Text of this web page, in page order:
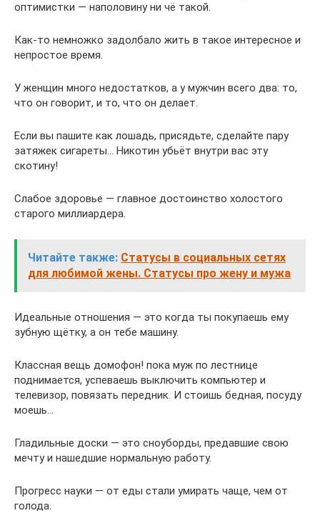
оптимистки — наполовину ни чё такой.
Как-то немножко задолбало жить в такое интересное и
непростое время.
У женщин много недостатков, а у мужчин всего два: то,
что он говорит, и то, что он делает.
Если вы пашите как лошадь, присядьте, сделайте пару
затяжек сигареты… Никотин убьёт внутри вас эту
скотину!
Слабое здоровье — главное достоинство холостого
старого миллиардера.
Читайте также: Статусы в социальных сетях
для любимой жены. Статусы про жену и мужа
Идеальные отношения — это когда ты покупаешь ему
зубную щётку, а он тебе машину.
Классная вещь домофон! пока муж по лестнице
поднимается, успеваешь выключить компьютер и
телевизор, повязать передник. И стоишь бедная, посуду
моешь…
Гладильные доски — это сноуборды, предавшие свою
мечту и нашедшие нормальную работу.
Прогресс науки — от еды стали умирать чаще, чем от
голода.